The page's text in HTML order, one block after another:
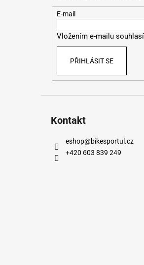
E-mail
Vložením e-mailu
PŘIHLÁSIT SE
Kontakt
eshop@bikesportul.cz
+420 603 839 249